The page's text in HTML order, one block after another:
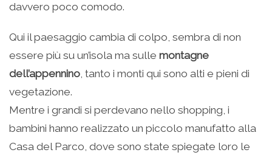
davvero poco comodo.
Qui il paesaggio cambia di colpo, sembra di non
essere più su un’isola ma sulle montagne
dell’appennino, tanto i monti qui sono alti e pieni di
vegetazione.
Mentre i grandi si perdevano nello shopping, i
bambini hanno realizzato un piccolo manufatto alla
Casa del Parco, dove sono state spiegate loro le